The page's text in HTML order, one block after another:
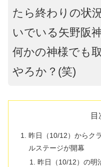
たら終わりの状
いでいる矢野阪神
何かの神様でも
やろか？(笑)
目
昨日（10/12）からク
ルステージが開幕
昨日（10/12）の明